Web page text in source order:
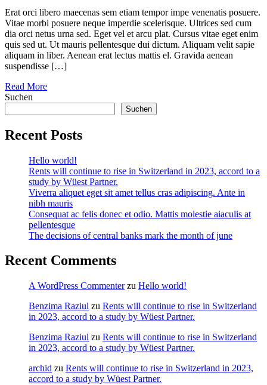
Erat orci libero maecenas sem etiam tempor impe venenatis posuere.
Vitae morbi posuere neque imperdie scelerisque. Ultrices sed cum
dia orci netus urna sed. Eget vel et arcu plat. Cursus vitae eget enim
quis sed ut. Ut mauris pellentesque dui dictum. Aliquam velit sapie
aliquam in liber. Aenean erat lectus mattis el. Gravida aenean
suspendisse […]
Read More
Suchen
Suchen
Recent Posts
Hello world!
Rents will continue to rise in Switzerland in 2023, accord to a
study by Wüest Partner.
Viverra aliquet eget sit amet tellus cras adipiscing. Ante in
nibh mauris
Consequat ac felis donec et odio. Mattis molestie aiaculis at
pellentesque
The decisions of central banks mark the month of june
Recent Comments
A WordPress Commenterzu Hello world!
Benzima Raziul zu Rents will continue to rise in Switzerland
in 2023, accord to a study by Wüest Partner.
Benzima Raziul zu Rents will continue to rise in Switzerland
in 2023, accord to a study by Wüest Partner.
archid zu Rents will continue to rise in Switzerland in 2023,
accord to a study by Wüest Partner.